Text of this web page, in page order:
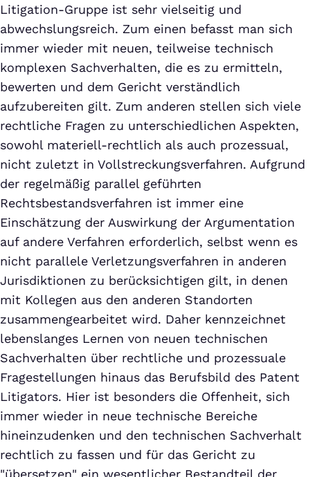
Litigation-Gruppe ist sehr vielseitig und
abwechslungsreich. Zum einen befasst man sich
immer wieder mit neuen, teilweise technisch
komplexen Sachverhalten, die es zu ermitteln,
bewerten und dem Gericht verständlich
aufzubereiten gilt. Zum anderen stellen sich viele
rechtliche Fragen zu unterschiedlichen Aspekten,
sowohl materiell-rechtlich als auch prozessual,
nicht zuletzt in Vollstreckungsverfahren. Aufgrund
der regelmäßig parallel geführten
Rechtsbestandsverfahren ist immer eine
Einschätzung der Auswirkung der Argumentation
auf andere Verfahren erforderlich, selbst wenn es
nicht parallele Verletzungsverfahren in anderen
Jurisdiktionen zu berücksichtigen gilt, in denen
mit Kollegen aus den anderen Standorten
zusammengearbeitet wird. Daher kennzeichnet
lebenslanges Lernen von neuen technischen
Sachverhalten über rechtliche und prozessuale
Fragestellungen hinaus das Berufsbild des Patent
Litigators. Hier ist besonders die Offenheit, sich
immer wieder in neue technische Bereiche
hineinzudenken und den technischen Sachverhalt
rechtlich zu fassen und für das Gericht zu